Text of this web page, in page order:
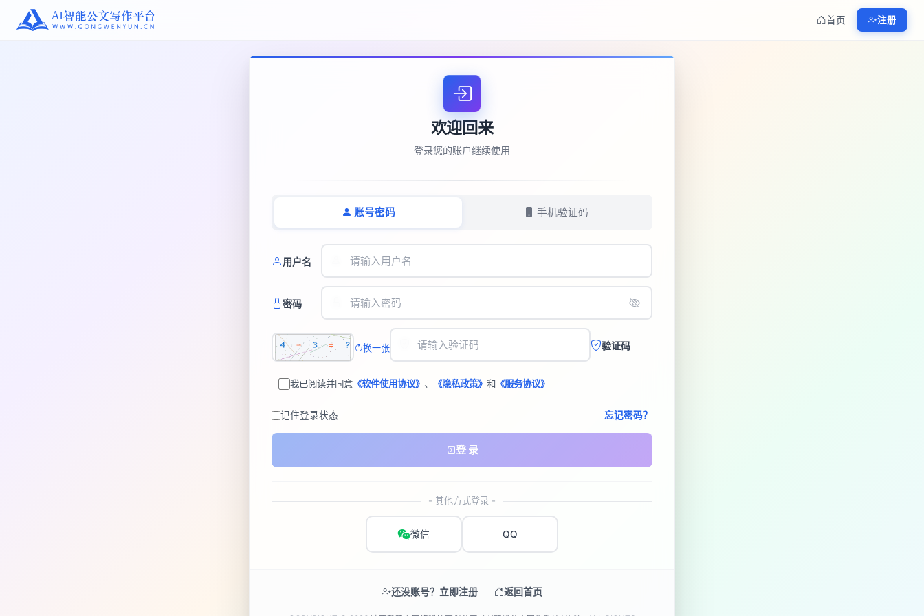
首页 注册
欢迎回来
登录您的账户继续使用
账号密码 手机验证码
用户名
密码
换一张 验证码
我已阅读并同意 《软件使用协议》 、 《隐私政策》 和 《服务协议》
记住登录状态 忘记密码？
登 录
- 其他方式登录 -
微信 QQ
还没账号？立即注册 返回首页